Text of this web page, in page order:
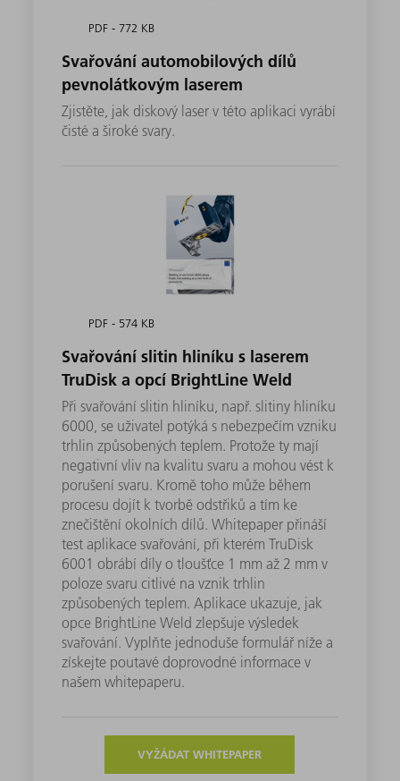
PDF - 772 KB
Svařování automobilových dílů
pevnolátkovým laserem
Zjistěte, jak diskový laser v této aplikaci vyrábí
čisté a široké svary.
PDF - 574 KB
Svařování slitin hliníku s laserem
TruDisk a opcí BrightLine Weld
Při svařování slitin hliníku, např. slitiny hliníku
6000, se uživatel potýká s nebezpečím vzniku
trhlin způsobených teplem. Protože ty mají
negativní vliv na kvalitu svaru a mohou vést k
porušení svaru. Kromě toho může během
procesu dojít k tvorbě odstřiků a tím ke
znečištění okolních dílů. Whitepaper přináší
test aplikace svařování, při kterém TruDisk
6001 obrábí díly o tloušťce 1 mm až 2 mm v
poloze svaru citlivé na vznik trhlin
způsobených teplem. Aplikace ukazuje, jak
opce BrightLine Weld zlepšuje výsledek
svařování. Vyplňte jednoduše formulář níže a
získejte poutavé doprovodné informace v
našem whitepaperu.
VYŽÁDAT WHITEPAPER